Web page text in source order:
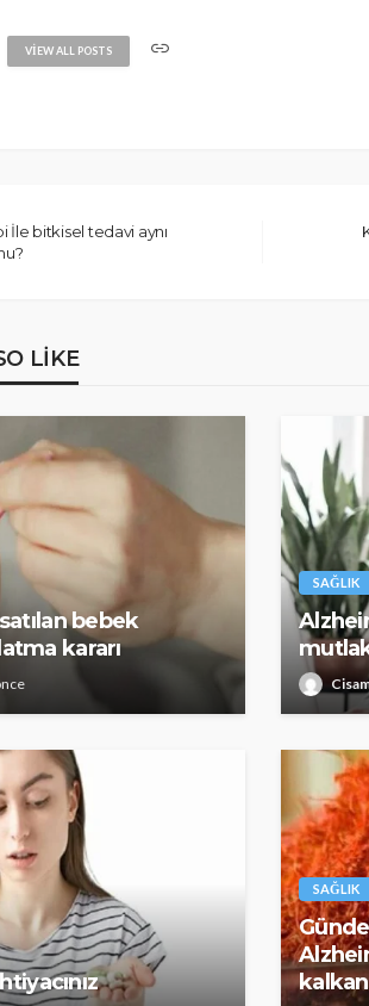
VIEW ALL POSTS
İle bitkisel tedavi aynı
LIKE
bebek
kararı
SAĞLIK
SAĞLIK
kalkan
SAĞLIK